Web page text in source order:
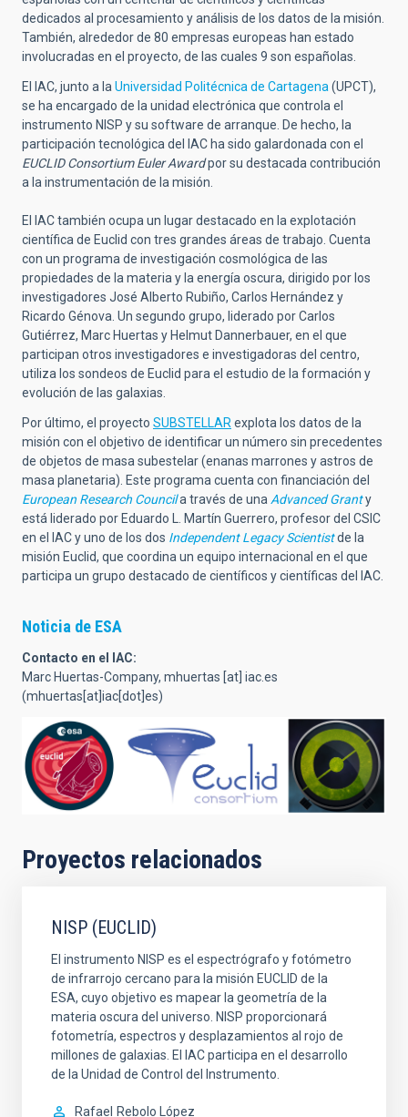
dedicados al procesamiento y análisis de los datos de la misión.
También, alrededor de 80 empresas europeas han estado
involucradas en el proyecto, de las cuales 9 son españolas.
El IAC, junto a laUniversidad Politécnica de Cartagena(UPCT),
se ha encargado de la unidad electrónica que controla el
instrumento NISP y su software de arranque. De hecho, la
participación tecnológica del IAC ha sido galardonada con el
EUCLID Consortium Euler Awardpor su destacada contribución
a la instrumentación de la misión.
El IAC también ocupa un lugar destacado en la explotación
científica de Euclid con tres grandes áreas de trabajo. Cuenta
con un programa de investigación cosmológica de las
propiedades de la materia y la energía oscura, dirigido por los
investigadores José Alberto Rubiño, Carlos Hernández y
Ricardo Génova. Un segundo grupo, liderado por Carlos
Gutiérrez, Marc Huertas y Helmut Dannerbauer, en el que
participan otros investigadores e investigadoras del centro,
utiliza los sondeos de Euclid para el estudio de la formación y
evolución de las galaxias.
Por último, el proyecto SUBSTELLARexplota los datos de la
misión con el objetivo de identificar un número sin precedentes
de objetos de masa subestelar (enanas marrones y astros de
masa planetaria). Este programa cuenta con financiación del
European Research Councila través de unaAdvanced Granty
está liderado por Eduardo L. Martín Guerrero, profesor del CSIC
en el IAC y uno de los dos Independent Legacy Scientistde la
misión Euclid, que coordina un equipo internacional en el que
participa un grupo destacado de científicos y científicas del IAC.
Noticia de ESA
Contacto en el IAC:
Marc Huertas-Company, mhuertas [at] iac.es
(mhuertas[at]iac[dot]es)
Proyectos relacionados
NISP (EUCLID)
El instrumento NISP es el espectrógrafo y fotómetro
de infrarrojo cercano para la misión EUCLID de la
ESA, cuyo objetivo es mapear la geometría de la
materia oscura del universo. NISP proporcionará
fotometría, espectros y desplazamientos al rojo de
millones de galaxias. El IAC participa en el desarrollo
de la Unidad de Control del Instrumento.
Rafael Rebolo López